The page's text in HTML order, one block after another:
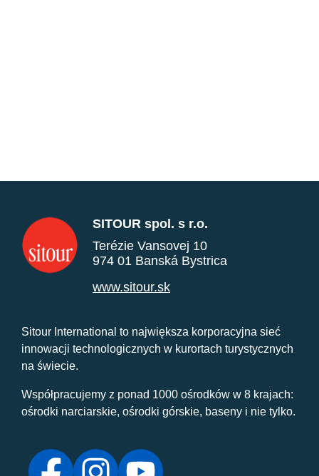
SITOUR spol. s r.o.
Terézie Vansovej 10
974 01 Banská Bystrica
www.sitour.sk
Sitour International to największa korporacyjna sieć
innowacji technologicznych w kurortach turystycznych
na świecie.
Współpracujemy z ponad 1000 ośrodków w 8 krajach:
ośrodki narciarskie, ośrodki górskie, baseny i nie tylko.